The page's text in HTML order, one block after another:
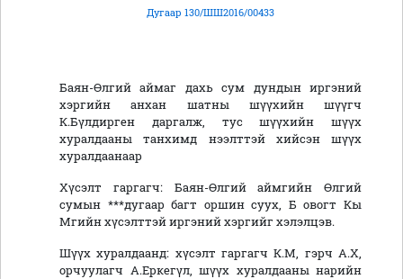
Дугаар 130/ШШ2016/00433
Баян-Өлгий аймаг дахь сум дундын иргэний
хэргийн анхан шатны шүүхийн шүүгч
К.Бүлдирген даргалж, тус шүүхийн шүүх
хуралдааны танхимд нээлттэй хийсэн шүүх
хуралдаанаар
Хүсэлт гаргагч: Баян-Өлгий аймгийн Өлгий
сумын ***дугаар багт оршин суух, Б овогт Кы
Мгийн хүсэлттэй иргэний хэргийг хэлэлцэв.
Шүүх хуралдаанд: хүсэлт гаргагч К.М, гэрч А.Х,
орчуулагч А.Еркегүл, шүүх хуралдааны нарийн